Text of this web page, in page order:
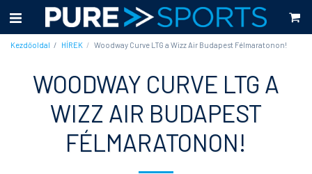
Kezdőoldal HÍREK Woodway Curve LTG a Wizz Air Budapest Félmaratonon!
WOODWAY CURVE LTG A
WIZZ AIR BUDAPEST
FÉLMARATONON!